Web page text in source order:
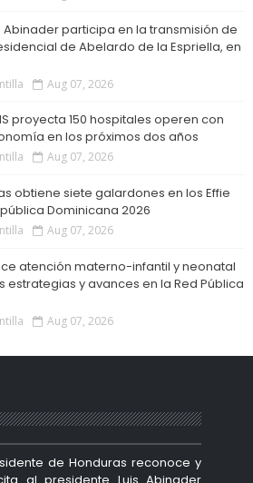
Abinader participa en la transmisión de
de Abelardo de la Espriella, en
Aug 07, 2026
proyecta 150 hospitales operen con
en los próximos dos años
Aug 07, 2026
obtiene siete galardones en los Effie
Dominicana 2026
Aug 07, 2026
atención materno-infantil y neonatal
estrategias y avances en la Red Pública
Aug 07, 2026
de Honduras reconoce y